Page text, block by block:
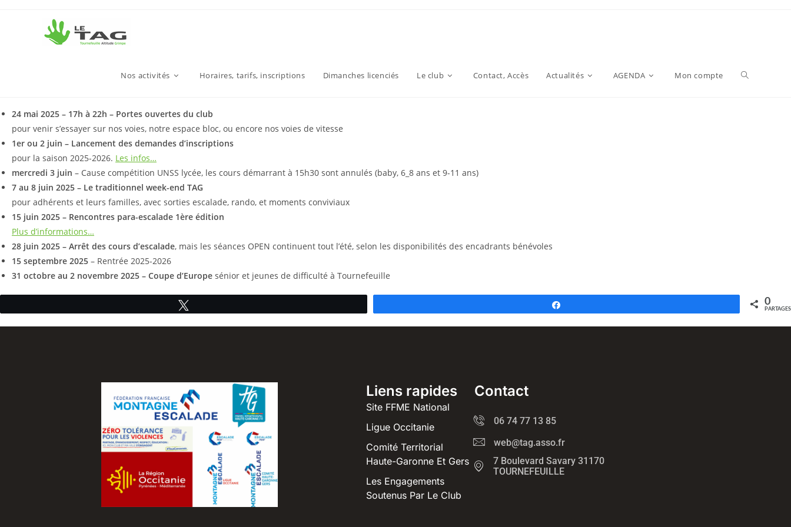
Nos activités Horaires, tarifs, inscriptions Dimanches licenciés Le club Contact, Accès Actualités AGENDA Mon compte
24 mai 2025 – 17h à 22h – Portes ouvertes du club
pour venir s’essayer sur nos voies, notre espace bloc, ou encore nos voies de vitesse
1er ou 2 juin – Lancement des demandes d’inscriptions
pour la saison 2025-2026. Les infos…
mercredi 3 juin – Cause compétition UNSS lycée, les cours démarrant à 15h30 sont annulés (baby, 6_8 ans et 9-11 ans)
7 au 8 juin 2025 – Le traditionnel week-end TAG
pour adhérents et leurs familles, avec sorties escalade, rando, et moments conviviaux
15 juin 2025 – Rencontres para-escalade 1ère édition
Plus d’informations…
28 juin 2025 – Arrêt des cours d’escalade, mais les séances OPEN continuent tout l’été, selon les disponibilités des encadrants bénévoles
15 septembre 2025 – Rentrée 2025-2026
31 octobre au 2 novembre 2025 – Coupe d’Europe sénior et jeunes de difficulté à Tournefeuille
0
PARTAGES
Liens rapides
Site FFME National
Ligue Occitanie
Comité Territorial
Haute-Garonne Et Gers
Les Engagements
Soutenus Par Le Club
Contact
06 74 77 13 85
web@tag.asso.fr
7 Boulevard Savary 31170
TOURNEFEUILLE